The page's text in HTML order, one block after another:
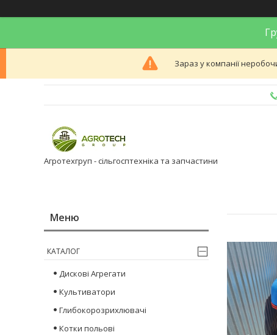
Зараз у компанії
Агротехгруп - сільгосптехніка та запчастини
КАТАЛОГ
Дискові Агрегати
Культиватори
Глибокорозрихлювачі
Котки польові